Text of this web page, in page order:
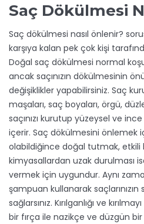
Saç Dökülmesi
Saç dökülmesi nasıl önlenir?
karşıya kalan pek çok kişi
Doğal saç dökülmesi normal
ancak saçınızın dökülmesinin
değişiklikler yapabilirsiniz. Saç
maşaları, saç boyaları, örgü,
saçınızı kurutup yüzeysel ve
içerir. Saç dökülmesini önlemek
olabildiğince doğal tutmak, etkili
kimyasallardan uzak durulması
vermek için uygundur. Aynı
şampuan kullanarak saçlarınızın
sağlarsınız. Kırılganlığı ve
bir fırça ile nazikçe ve düzgün